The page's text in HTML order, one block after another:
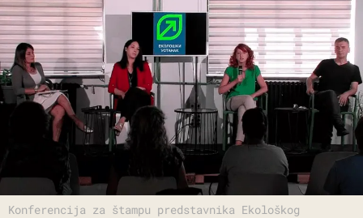
Konferencija za štampu predstavnika Ekološkog